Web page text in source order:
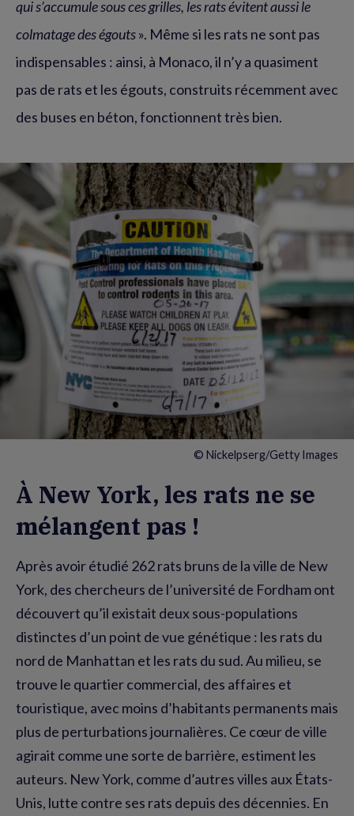
qui s’accumule sous ces grilles, les rats évitent aussi le
colmatage des égouts». Même si les rats ne sont pas
indispensables : ainsi, à Monaco, il n’y a quasiment
pas de rats et les égouts, construits récemment avec
des buses en béton, fonctionnent très bien.
À New York, les rats ne se
mélangent pas !
Après avoir étudié 262 rats bruns de la ville de New
York, des chercheurs de l’université de Fordham ont
découvert qu’il existait deux sous-populations
distinctes d’un point de vue génétique : les rats du
nord de Manhattan et les rats du sud. Au milieu, se
trouve le quartier commercial, des affaires et
touristique, avec moins d’habitants permanents mais
plus de perturbations journalières. Ce cœur de ville
agirait comme une sorte de barrière, estiment les
auteurs. New York, comme d’autres villes aux États-
Unis, lutte contre ses rats depuis des décennies. En
© Nickelpserg/Getty Images